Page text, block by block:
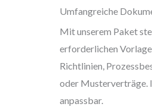
Umfangreiche
Mit unserem Paket
erforderlichen
Richtlinien,
oder Musterverträge.
anpassbar.